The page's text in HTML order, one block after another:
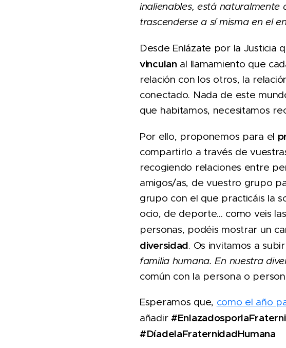
inalienables, está naturalmente
trascenderse a sí misma en el
Desde Enlázate por la Justicia
vinculan al llamamiento que
relación con los otros, la
conectado. Nada de este
que habitamos, necesitamos
Por ello, proponemos para el
compartirlo a través de
recogiendo relaciones entre
amigos/as, de vuestro grupo
grupo con el que practicáis la
ocio, de deporte... como veis
personas, podéis mostrar un
diversidad. Os invitamos a
familia humana. En nuestra
común con la persona o
Esperamos que, como el año
añadir
#DíadelaFraternidadHumana